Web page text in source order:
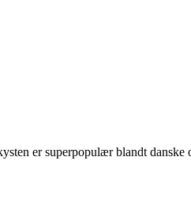
er superpopulær blandt